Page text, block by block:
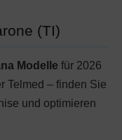
(TI)
Modelle für 2026
Telmed – finden Sie
und optimieren